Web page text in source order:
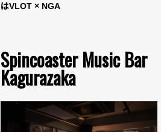
はVLOT × NGA
Spincoaster Music Bar
Kagurazaka